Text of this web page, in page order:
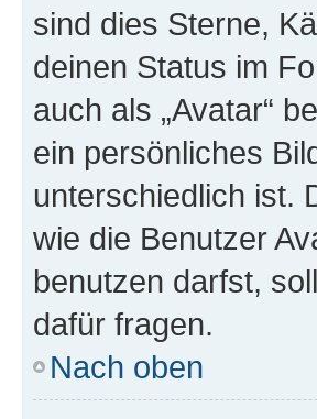
sind dies Sterne,
deinen Status im
auch als „Avatar“
ein persönliches
unterschiedlich ist.
wie die Benutzer
benutzen darfst,
dafür fragen.
Nach oben